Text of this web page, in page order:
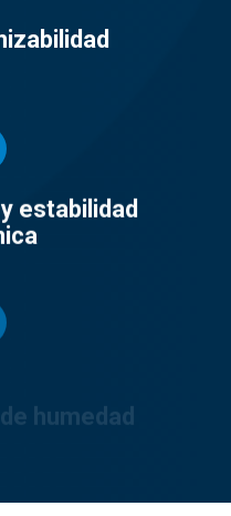
estabilidad